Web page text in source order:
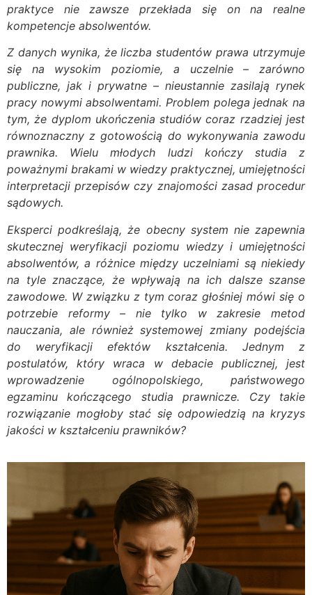
praktyce nie zawsze przekłada się on na realne
kompetencje absolwentów.
Z danych wynika, że liczba studentów prawa utrzymuje
się na wysokim poziomie, a uczelnie – zarówno
publiczne, jak i prywatne – nieustannie zasilają rynek
pracy nowymi absolwentami. Problem polega jednak na
tym, że dyplom ukończenia studiów coraz rzadziej jest
równoznaczny z gotowością do wykonywania zawodu
prawnika. Wielu młodych ludzi kończy studia z
poważnymi brakami w wiedzy praktycznej, umiejętności
interpretacji przepisów czy znajomości zasad procedur
sądowych.
Eksperci podkreślają, że obecny system nie zapewnia
skutecznej weryfikacji poziomu wiedzy i umiejętności
absolwentów, a różnice między uczelniami są niekiedy
na tyle znaczące, że wpływają na ich dalsze szanse
zawodowe. W związku z tym coraz głośniej mówi się o
potrzebie reformy – nie tylko w zakresie metod
nauczania, ale również systemowej zmiany podejścia
do weryfikacji efektów kształcenia. Jednym z
postulatów, który wraca w debacie publicznej, jest
wprowadzenie ogólnopolskiego, państwowego
egzaminu kończącego studia prawnicze. Czy takie
rozwiązanie mogłoby stać się odpowiedzią na kryzys
jakości w kształceniu prawników?